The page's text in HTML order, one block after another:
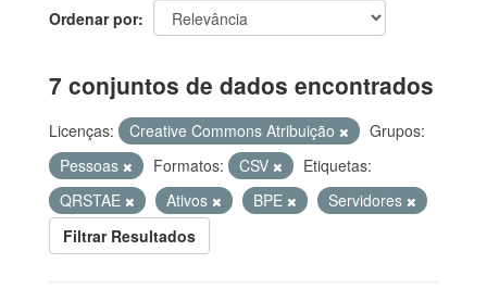
Ordenar por
7 conjuntos de dados encontrados
Licenças: Creative Commons Atribuição
Grupos:
Pessoas
Formatos: CSV
Etiquetas:
QRSTAE
Ativos BPE
Servidores
Filtrar Resultados